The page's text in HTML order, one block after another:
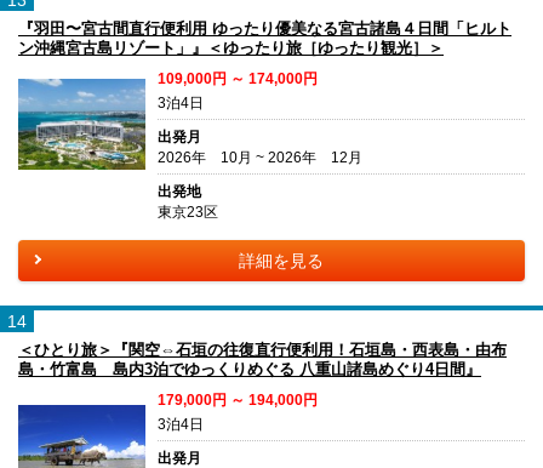
『羽田〜宮古間直行便利用 ゆったり優美なる宮古諸島４日間「ヒルト
ン沖縄宮古島リゾート」』＜ゆったり旅［ゆったり観光］＞
109,000円 ～ 174,000円
3泊4日
出発月
2026年 10月 ~ 2026年 12月
出発地
東京23区
詳細を見る
14
＜ひとり旅＞『関空⇔石垣の往復直行便利用！石垣島・西表島・由布
島・竹富島 島内3泊でゆっくりめぐる 八重山諸島めぐり4日間』
179,000円 ～ 194,000円
3泊4日
出発月